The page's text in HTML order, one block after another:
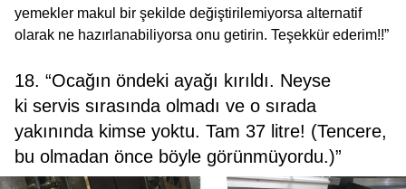
yemekler makul bir şekilde değiştirilemiyorsa alternatif
olarak ne hazırlanabiliyorsa onu getirin. Teşekkür ederim!!”
18. “Ocağın öndeki ayağı kırıldı. Neyse
ki servis sırasında olmadı ve o sırada
yakınında kimse yoktu. Tam 37 litre! (Tencere,
bu olmadan önce böyle görünmüyordu.)”